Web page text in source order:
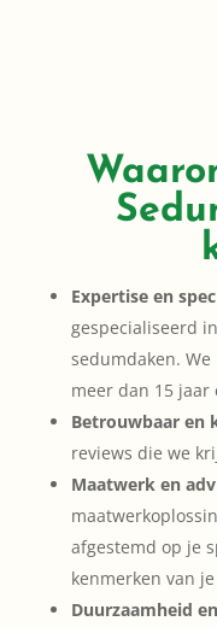
Expertise en
gespecialiseerd
sedumdaken.
meer dan 15
Betrouwbaar en
reviews die we
Maatwerk en
afgestemd op je
kenmerken van
Duurzaamheid